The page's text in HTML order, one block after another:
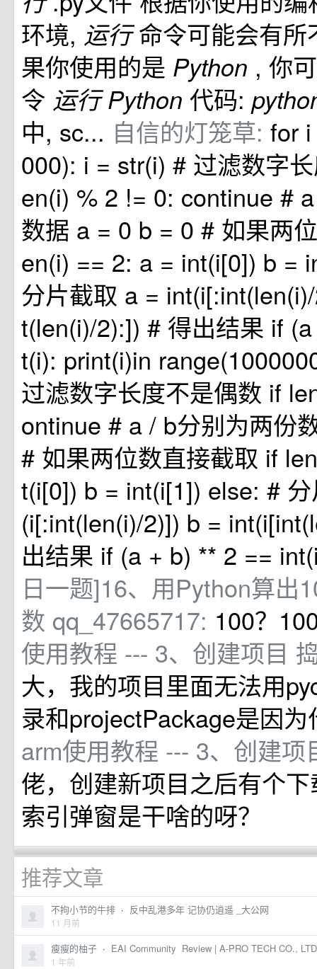
环境, 运行命令可能会有
果你使用的是 Python , 你
令 运行Python 代码:
中, sc... 自信的灯笼草: for
000): i = str(i) # 过滤数字
en(i) % 2 != 0: continue #
数据 a = 0 b = 0 # 如果两
en(i) == 2: a = int(i[0]) b =
分片截取 a =
t(len(i)/2):]) # 得出结果 if
t(i): print(i)in
过滤数字长度不是偶数 if
ontinue # a / b分别为两份
# 如果两位数直接截取 if
t(i[0]) b = int(i[1]) else: #
(i[:int(len(i)/2)]) b =
出结果 if (a + b) ** 2 ==
日一题]16、用Python算出
数 qq_47665717: 100？
使用教程 --- 3、创建项目
大，我的项目里面无法用
录和projectPackage是因
arm使用教程 --- 3、创建
佬，创建新项目之后有个
索引弹窗是干啥的呀？
推荐文章
不拘小节的牛排 · 反中乱港多年 记协仍逍遥 _大公网
11 月前
瘦瘦的柚子 · EAI Community Review | A-PRO TECH CO.,
1 年前